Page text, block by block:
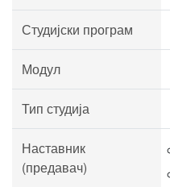
Студијски програм
Модул
Тип студија
Наставник
(предавач)